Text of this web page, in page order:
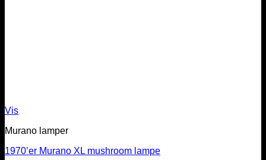
Vis
Murano lamper
1970’er Murano XL mushroom lampe